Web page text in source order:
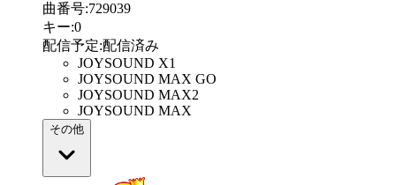
曲番号:729039
キー:0
配信予定:配信済み
JOYSOUND X1
JOYSOUND MAX GO
JOYSOUND MAX2
JOYSOUND MAX
その他